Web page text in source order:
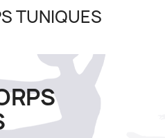
TUNIQUES